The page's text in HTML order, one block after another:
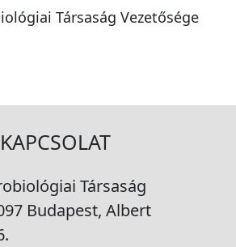
Társaság Vezetősége
KAPCSOLAT
Társaság
Budapest, Albert